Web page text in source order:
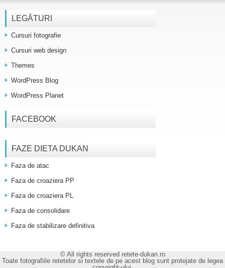
LEGĂTURI
Cursuri fotografie
Cursuri web design
Themes
WordPress Blog
WordPress Planet
FACEBOOK
FAZE DIETA DUKAN
Faza de atac
Faza de croaziera PP
Faza de croaziera PL
Faza de consolidare
Faza de stabilizare definitiva
© All rights reserved retete-dukan.ro
Toate fotografiile retetelor si textele de pe acest blog sunt protejate de legea